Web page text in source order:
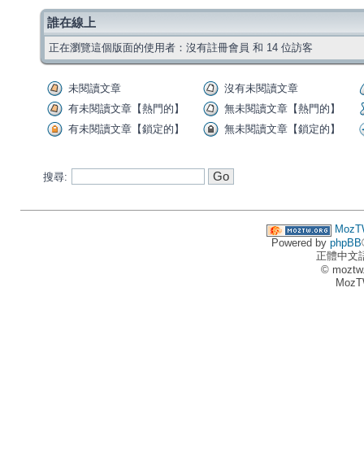
誰在線上
正在瀏覽這個版面的使用者：沒有註冊會員 和 14 位訪客
未閱讀文章
沒有未閱讀文章
有未閱讀文章【熱門的】
無未閱讀文章【熱門的】
有未閱讀文章【鎖定的】
無未閱讀文章【鎖定的】
搜尋:
Powered by phpBB
正體中文
©